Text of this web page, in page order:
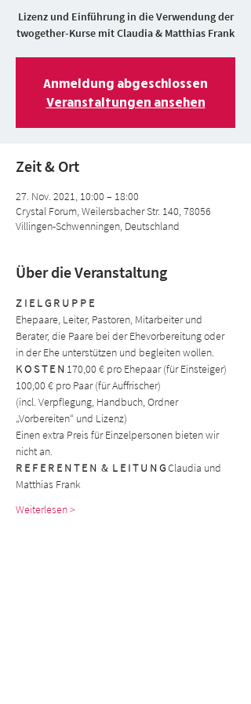
Lizenz und Einführung in die Verwendung der
twogether-Kurse mit Claudia & Matthias Frank
Anmeldung abgeschlossen
Veranstaltungen ansehen
Zeit & Ort
27. Nov. 2021, 10:00 – 18:00
Crystal Forum, Weilersbacher Str. 140, 78056
Villingen-Schwenningen, Deutschland
Über die Veranstaltung
Z I E L G R U P P E
Ehepaare, Leiter, Pastoren, Mitarbeiter und
Berater, die Paare bei der Ehevorbereitung oder
in der Ehe unterstützen und begleiten wollen.
K O S T E N 170,00 € pro Ehepaar (für Einsteiger)
100,00 € pro Paar (für Auffrischer)
(incl. Verpflegung, Handbuch, Ordner
„Vorbereiten“ und Lizenz)
Einen extra Preis für Einzelpersonen bieten wir
nicht an.
R E F E R E N T E N  &  L E I T U N G Claudia und
Matthias Frank
Weiterlesen >